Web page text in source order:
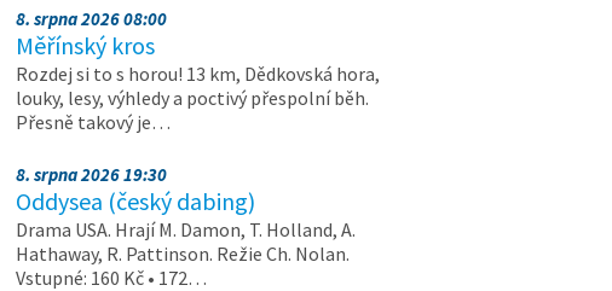
8. srpna 2026 08:00
Měřínský kros
Rozdej si to s horou! 13 km, Dědkovská hora,
louky, lesy, výhledy a poctivý přespolní běh.
Přesně takový je…
8. srpna 2026 19:30
Oddysea (český dabing)
Drama USA. Hrají M. Damon, T. Holland, A.
Hathaway, R. Pattinson. Režie Ch. Nolan.
Vstupné: 160 Kč • 172…